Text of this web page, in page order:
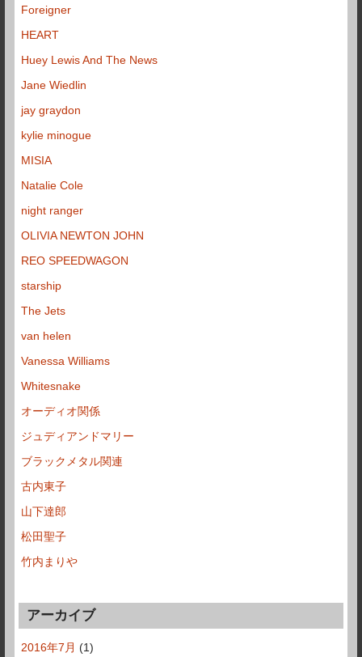
Foreigner
HEART
Huey Lewis And The News
Jane Wiedlin
jay graydon
kylie minogue
MISIA
Natalie Cole
night ranger
OLIVIA NEWTON JOHN
REO SPEEDWAGON
starship
The Jets
van helen
Vanessa Williams
Whitesnake
オーディオ関係
ジュディアンドマリー
ブラックメタル関連
古内東子
山下達郎
松田聖子
竹内まりや
アーカイブ
2016年7月 (1)